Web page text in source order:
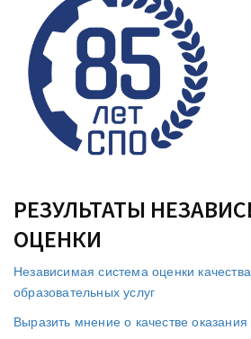
РЕЗУЛЬТАТЫ
ОЦЕНКИ
Независимая система оценки
образовательных услуг
Выразить мнение о качестве оказания